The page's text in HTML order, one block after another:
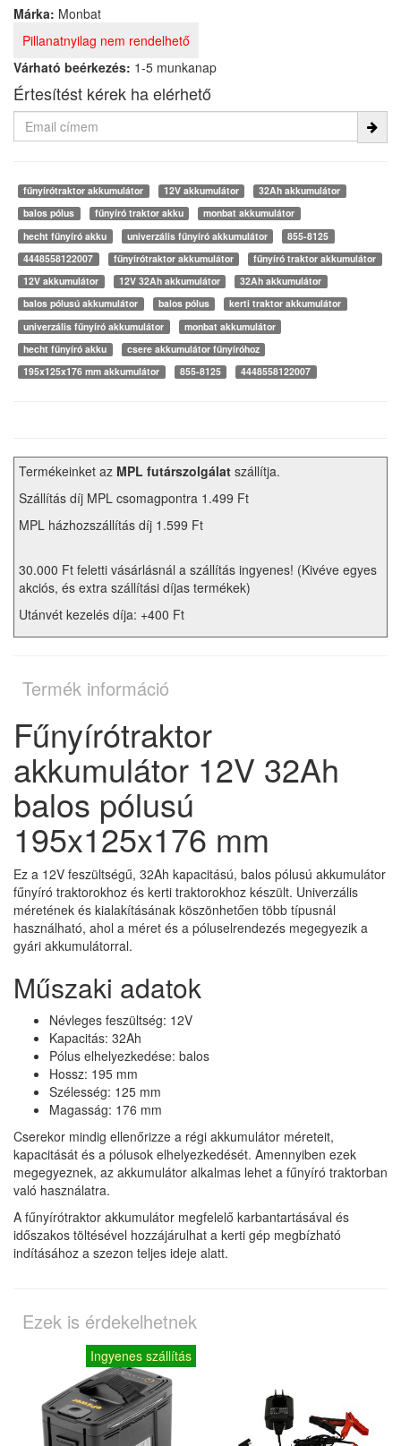
Márka: Monbat
Pillanatnyilag nem rendelhető
Várható beérkezés: 1-5 munkanap
Értesítést kérek ha elérhető
fűnyírótraktor akkumulátor 12V akkumulátor
32Ah akkumulátor
balos pólus
fűnyíró traktor akku
monbat akkumulátor
hecht fűnyíró akku
univerzális fűnyíró akkumulátor
855-8125
4448558122007
fűnyírótraktor akkumulátor
fűnyíró traktor akkumulátor
12V akkumulátor
12V 32Ah akkumulátor
32Ah akkumulátor
balos pólusú akkumulátor
balos pólus
kerti traktor akkumulátor
univerzális fűnyíró akkumulátor
monbat akkumulátor
hecht fűnyíró akku
csere akkumulátor fűnyíróhoz
195x125x176 mm akkumulátor
855-8125 4448558122007
Termékeinket az MPL futárszolgálat szállítja.
Szállítás díj MPL csomagpontra 1.499 Ft
MPL házhozszállítás díj 1.599 Ft
30.000 Ft feletti vásárlásnál a szállítás ingyenes! (Kivéve egyes
akciós, és extra szállítási díjas termékek)
Utánvét kezelés díja: +400 Ft
Termék információ
Fűnyírótraktor
akkumulátor 12V 32Ah
balos pólusú
195x125x176 mm
Ez a 12V feszültségű, 32Ah kapacitású, balos pólusú akkumulátor
fűnyíró traktorokhoz és kerti traktorokhoz készült. Univerzális
méretének és kialakításának köszönhetően több típusnál
használható, ahol a méret és a póluselrendezés megegyezik a
gyári akkumulátorral.
Műszaki adatok
Névleges feszültség: 12V
Kapacitás: 32Ah
Pólus elhelyezkedése: balos
Hossz: 195 mm
Szélesség: 125 mm
Magasság: 176 mm
Cserekor mindig ellenőrizze a régi akkumulátor méreteit,
kapacitását és a pólusok elhelyezkedését. Amennyiben ezek
megegyeznek, az akkumulátor alkalmas lehet a fűnyíró traktorban
való használatra.
A fűnyírótraktor akkumulátor megfelelő karbantartásával és
időszakos töltésével hozzájárulhat a kerti gép megbízható
indításához a szezon teljes ideje alatt.
Ezek is érdekelhetnek
Ingyenes szállítás